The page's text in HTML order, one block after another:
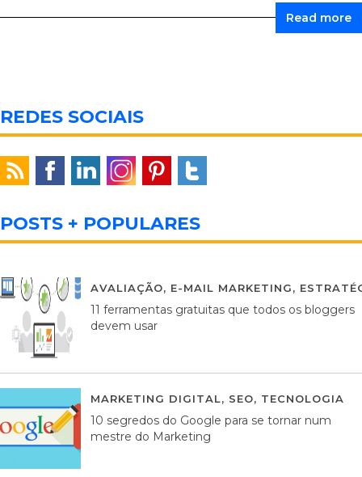
Read more
REDES SOCIAIS
POSTS + POPULARES
AVALIAÇÃO, E-MAIL MARKETING,
11 ferramentas gratuitas que todos os bloggers
devem usar
MARKETING DIGITAL, SEO, TECNOLOGIA
10 segredos do Google para se tornar num
mestre do Marketing